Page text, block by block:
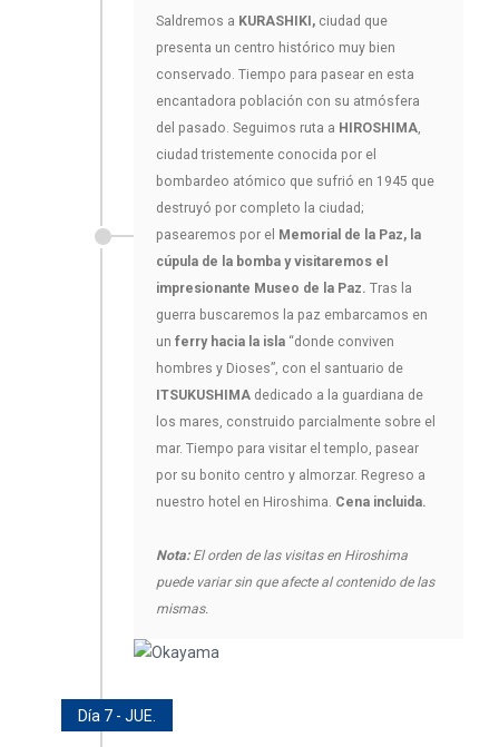
Saldremos a KURASHIKI, ciudad que
presenta un centro histórico muy bien
conservado. Tiempo para pasear en esta
encantadora población con su atmósfera
del pasado. Seguimos ruta a HIROSHIMA,
ciudad tristemente conocida por el
bombardeo atómico que sufrió en 1945 que
destruyó por completo la ciudad;
pasearemos por el Memorial de la Paz, la
cúpula de la bomba y visitaremos el
impresionante Museo de la Paz. Tras la
guerra buscaremos la paz embarcamos en
un ferry hacia la isla “donde conviven
hombres y Dioses”, con el santuario de
ITSUKUSHIMA dedicado a la guardiana de
los mares, construido parcialmente sobre el
mar. Tiempo para visitar el templo, pasear
por su bonito centro y almorzar. Regreso a
nuestro hotel en Hiroshima. Cena incluida.
Nota: El orden de las visitas en Hiroshima
puede variar sin que afecte al contenido de las
mismas.
Día 7 - JUE.